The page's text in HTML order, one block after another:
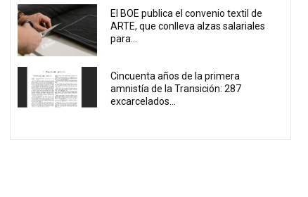
El BOE publica el convenio textil de
ARTE, que conlleva alzas salariales
para...
Cincuenta años de la primera
amnistía de la Transición: 287
excarcelados...